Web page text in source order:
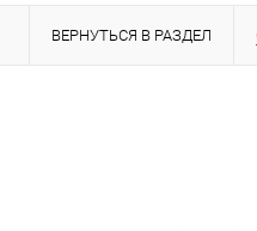
ВЕРНУТЬСЯ В РАЗДЕЛ